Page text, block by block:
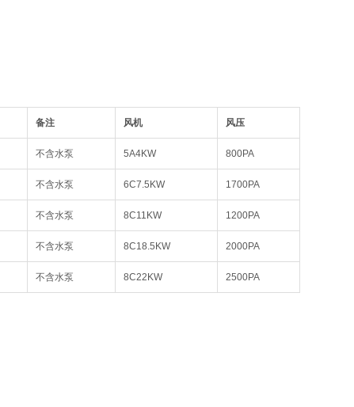
备注 风机 风压
不含水泵 5A4KW 800PA
不含水泵 6C7.5KW 1700PA
不含水泵 8C11KW 1200PA
不含水泵 8C18.5KW 2000PA
不含水泵 8C22KW 2500PA